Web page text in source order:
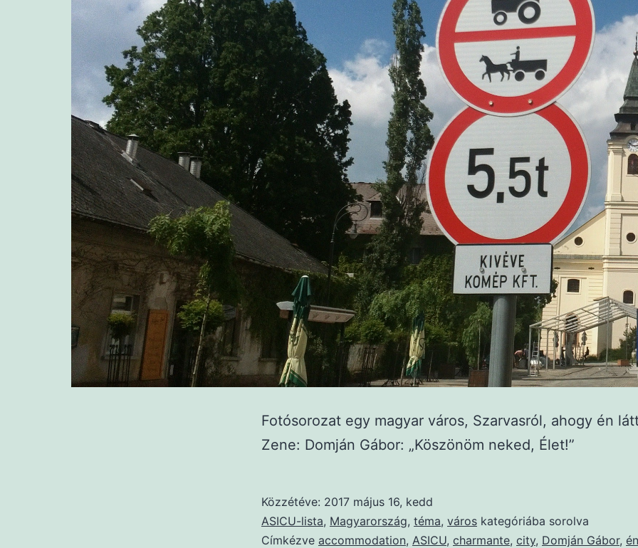
Fotósorozat egy magyar város, Szarvasról, ahogy én
Zene: Domján Gábor: „Köszönöm neked, Élet!”
Közzétéve: 2017 május 16, kedd
ASICU-lista, Magyarország, téma, város kategóriába sorolva
Címkézve accommodation, ASICU, charmante, city, Domján Gábor,